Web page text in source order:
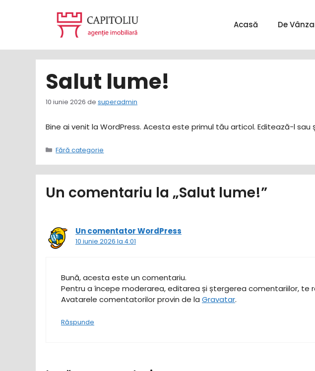
Acasă De
Salut lume!
10 iunie 2026 de superadmin
Bine ai venit la WordPress. Acesta este primul tău articol. Editează-l
Categorii
Fără categorie
Un comentariu la „Salut lume!”
Un comentator WordPress
10 iunie 2026 la 4:01
Bună, acesta este un comentariu.
Pentru a începe moderarea, editarea și ștergerea comentariilor, te
Avatarele comentatorilor provin de la Gravatar.
Răspunde